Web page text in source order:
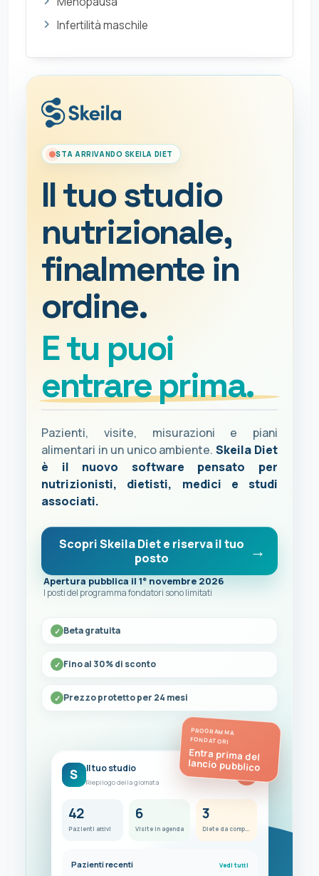
Infertilità maschile
STA ARRIVANDO SKEILA DIET
Il tuo studio
nutrizionale,
finalmente in
ordine.
E tu puoi
entrare prima.
Pazienti, visite, misurazioni e piani
alimentari in un unico ambiente.Skeila Diet
è il nuovo software pensato per
nutrizionisti, dietisti, medici e studi
associati.
Scopri Skeila Diet e riserva il tuo
posto
Apertura pubblica il 1° novembre 2026
I posti del programma fondatori sono limitati
Beta gratuita
Fino al 30% di sconto
Prezzo protetto per 24 mesi
PROGRAMMA
FONDATORI
Entra prima del
lancio pubblico
S Il tuo studio
Riepilogo della giornata
FC
42
Pazienti attivi
6
Visite in agenda
3
Diete da completare
Pazienti recenti Vedi tutti